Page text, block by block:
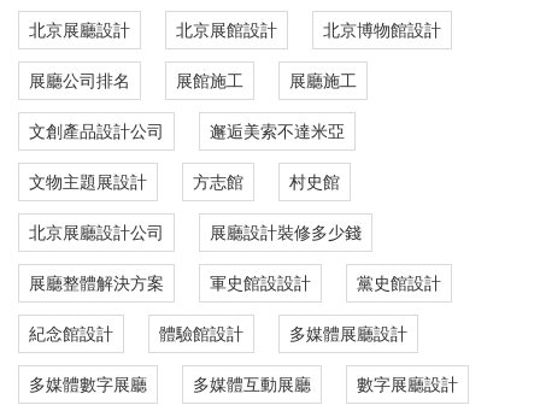
北京展廳設計 北京展館設計 北京博物館設計
展廳公司排名 展館施工 展廳施工
文創產品設計公司 邂逅美索不達米亞
文物主題展設計 方志館 村史館
北京展廳設計公司 展廳設計裝修多少錢
展廳整體解決方案 軍史館設設計 黨史館設計
紀念館設計 體驗館設計 多媒體展廳設計
多媒體數字展廳 多媒體互動展廳 數字展廳設計